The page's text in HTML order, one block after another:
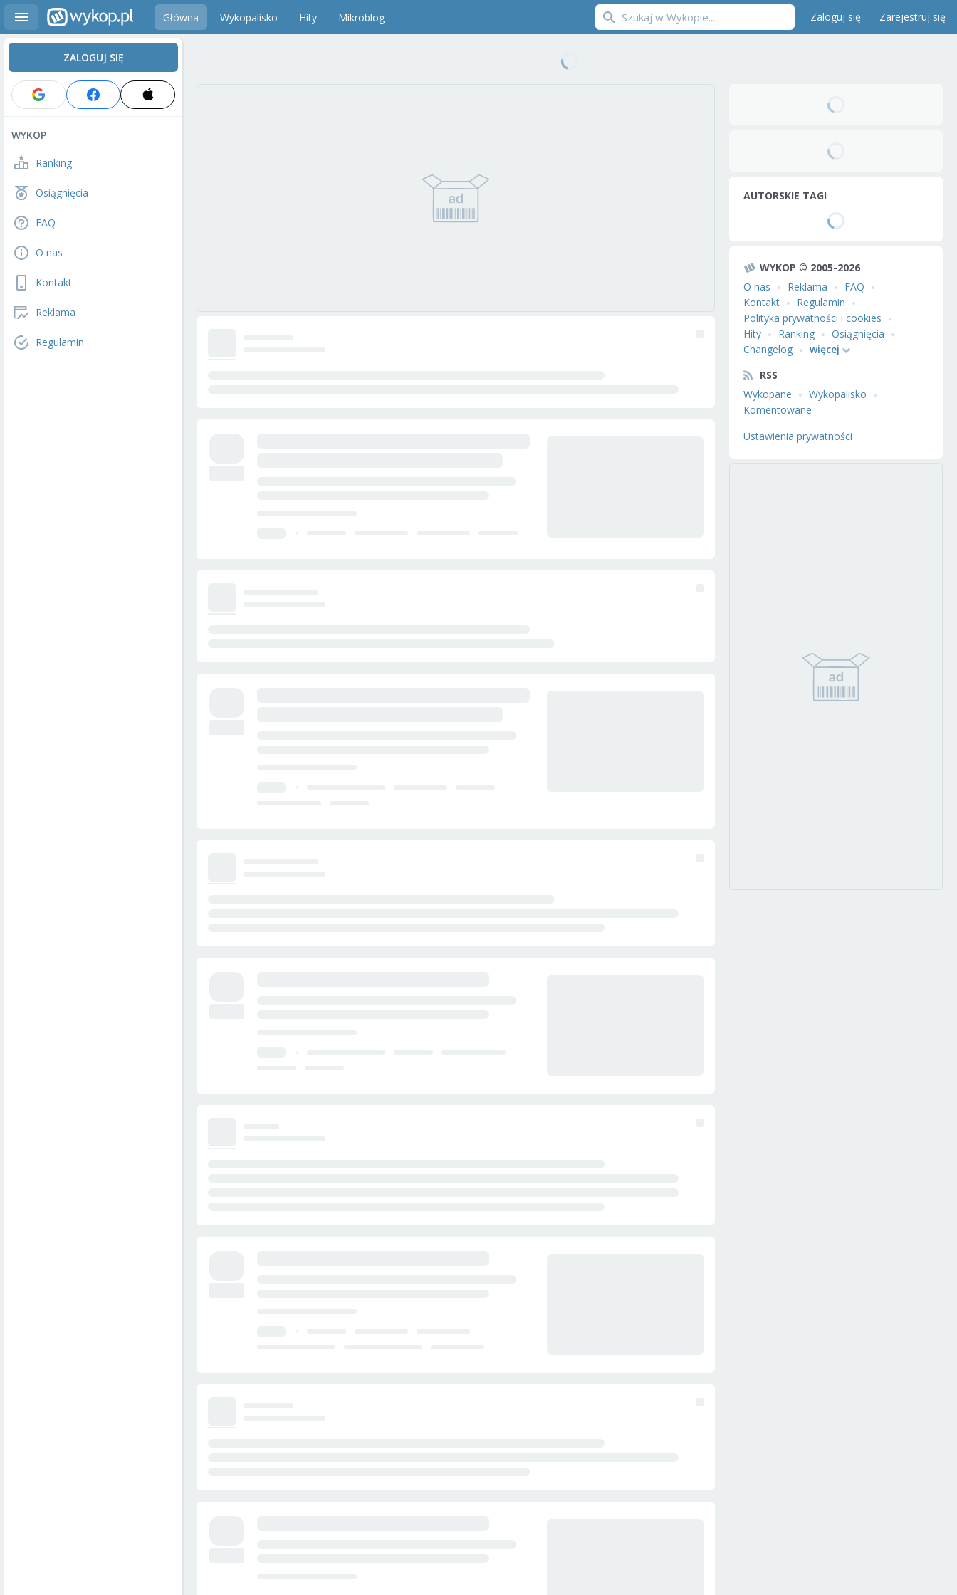
Główna Wykopalisko Hity Mikroblog Zaloguj się Zarejestruj się
ZALOGUJ SIĘ
WYKOP
Ranking
Osiągnięcia
FAQ
O nas
Kontakt
Reklama
Regulamin
AUTORSKIE TAGI
WYKOP © 2005-2026
O nas
Reklama
FAQ
Kontakt
Regulamin
Polityka prywatności i cookies
Hity
Ranking
Osiągnięcia
Changelog
więcej
RSS
Wykopane
Wykopalisko
Komentowane
Ustawienia prywatności